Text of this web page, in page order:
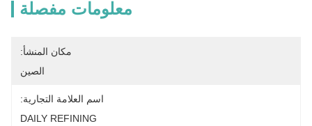
معلومات مفصلة
مكان المنشأ:
الصين
اسم العلامة التجارية:
DAILY REFINING